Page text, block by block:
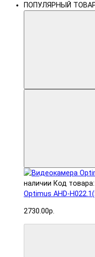
ПОПУЛЯРНЫЙ
наличии Код
Optimus AHD-
2730.00р.